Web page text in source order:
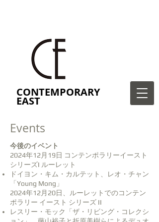
CONTEMPORARY
EAST
Events
今後のイベント
2024年12月19日 コンテンポラリーイースト
シリーズI ルーレット
ドイヨン・キム・カルテット、レオ・チャン
「Young Mong」
2024年12月20日、ルーレットでのコンテン
ポラリー イースト シリーズ II
レスリー・モック「ザ・リビング・コレクシ